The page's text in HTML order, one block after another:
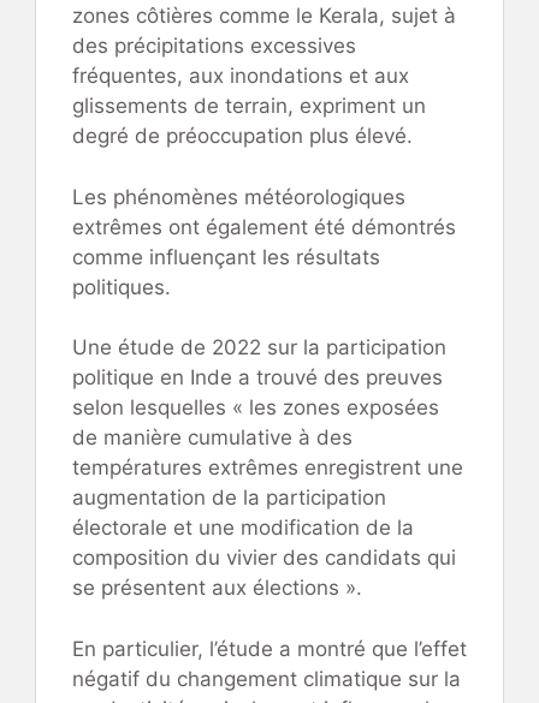
zones côtières comme le Kerala, sujet à
des précipitations excessives
fréquentes, aux inondations et aux
glissements de terrain, expriment un
degré de préoccupation plus élevé.
Les phénomènes météorologiques
extrêmes ont également été démontrés
comme influençant les résultats
politiques.
Une étude de 2022 sur la participation
politique en Inde a trouvé des preuves
selon lesquelles « les zones exposées
de manière cumulative à des
températures extrêmes enregistrent une
augmentation de la participation
électorale et une modification de la
composition du vivier des candidats qui
se présentent aux élections ».
En particulier, l’étude a montré que l’effet
négatif du changement climatique sur la